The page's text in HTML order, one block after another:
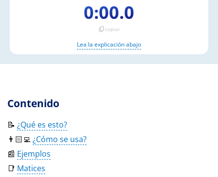
0:00.0
content_copycopiar
Lea la explicación abajo
Contenido
📝 ¿Qué es esto?
👨🏻‍💻 ¿Cómo se usa?
📰 Ejemplos
📑 Matices